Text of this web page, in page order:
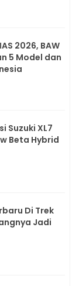
2026, BAW
5 Model dan
Suzuki XL7
Beta Hybrid
Di Trek
Jadi